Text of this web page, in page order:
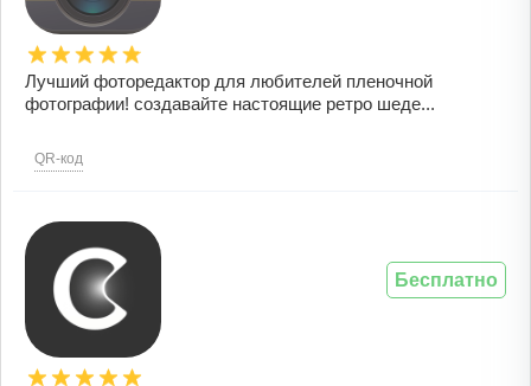
Лучший фоторедактор для любителей пленочной
фотографии! создавайте настоящие ретро шеде...
QR-код
Бесплатно